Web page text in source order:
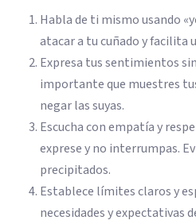
Habla de ti mismo usando
atacar a tu cuñado y facilita
Expresa tus sentimientos
importante que muestres
negar las suyas.
Escucha con empatía y
exprese y no interrumpas.
precipitados.
Establece límites claros y
necesidades y expectativas